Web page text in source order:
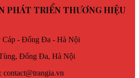
PHÁT TRIỂN THƯƠNG HIỆU
Cáp - Đống Đa - Hà Nội
Đống Đa, Hà Nội
contact@trangia.vn